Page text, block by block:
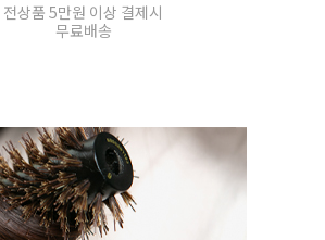
전상품 5만원 이상 결제시
무료배송